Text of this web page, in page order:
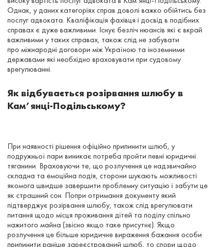
Однак, у даних категоріях справ доволі важко обійтись без
послуг адвоката. Кваліфікація фахівця і досвід в подібних
справах є дуже важливими. Існує безліч нюансів які є вкрай
важливими у таких справах, також слід не забувати
про міжнародні договори між Україною та іноземними
державами які необхідно враховувати при судовому
врегулюванні.
Як відбувається розірвання шлюбу в
Кам’янці-Подільському?
При наявності рішення офіційно припинити шлюб, у
подружньої пари виникає потреба пройти певні юридичні
тяганини. Враховуючи те, що розлучення це надзвичайно
складна та емоційна подія, сторони шукають можливості
якомога швидше завершити проблемну ситуацію і забути це
як страшний сон. Попри отримання документу який
підтверджує розірвання шлюбу, також слід врегулювати
питання щодо місця проживання дітей та поділу спільно
нажитого майна (звісно якщо таке присутнє). Якщо
розлучення це більше юридичне вираження бажання особи
припинити раніше зареєстрований шлюб, то спори щодо